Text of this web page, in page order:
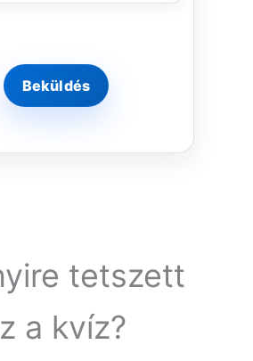
tetszett
a kvíz?